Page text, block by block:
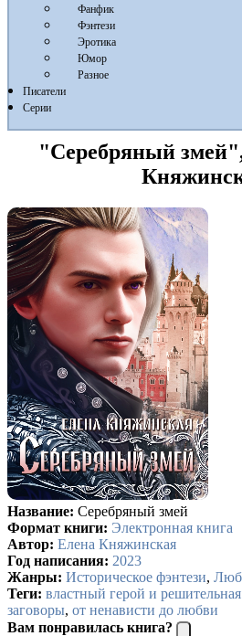
Фанфик
Фэнтези
Эротика
Юмор
Разное
Писатели
Серии
"Серебряный
Название: Серебряный змей
Формат книги: Электронная книга
Автор: Елена Княжинская
Год написания: 2023
Жанры: Историческое фэнтези,
Теги: властный герой и
заговоры, от ненависти до любви
Вам понравилась книга?